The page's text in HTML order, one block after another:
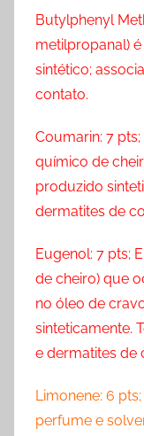
Butylphenyl
metilpropanal)
sintético;
contato.
Coumarin: 7
químico de
produzido
dermatites de
Eugenol: 7 pts;
de cheiro) que
no óleo de
sinteticamente.
e dermatites de
Limonene: 6
perfume e